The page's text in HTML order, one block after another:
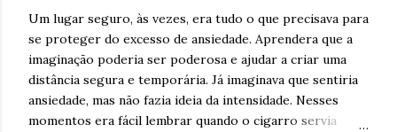
Um lugar seguro, às vezes, era tudo o que precisava para
se proteger do excesso de ansiedade. Aprendera que a
imaginação poderia ser poderosa e ajudar a criar uma
distância segura e temporária. Já imaginava que sentiria
ansiedade, mas não fazia ideia da intensidade. Nesses
momentos era fácil lembrar quando o cigarro servia